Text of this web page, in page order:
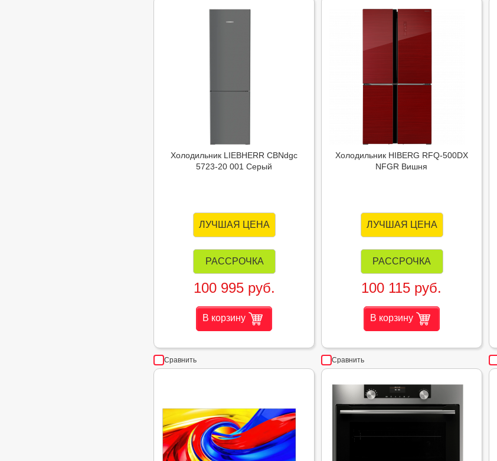
Холодильник LIEBHERR CBNdgc
5723-20 001 Серый
ЛУЧШАЯ ЦЕНА
РАССРОЧКА
100 995 руб.
В корзину
Холодильник HIBERG RFQ-500DX
NFGR Вишня
ЛУЧШАЯ ЦЕНА
РАССРОЧКА
100 115 руб.
В корзину
Сравнить Сравнить